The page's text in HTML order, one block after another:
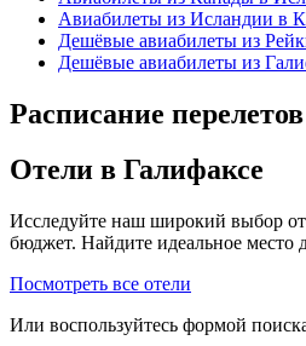
Авиабилеты из Исландии в
Дешёвые авиабилеты из
Дешёвые авиабилеты из
Расписание
Отели в Галифаксе
Исследуйте наш широкий выбор
бюджет. Найдите идеальное место
Посмотреть все отели
Или воспользуйтесь формой